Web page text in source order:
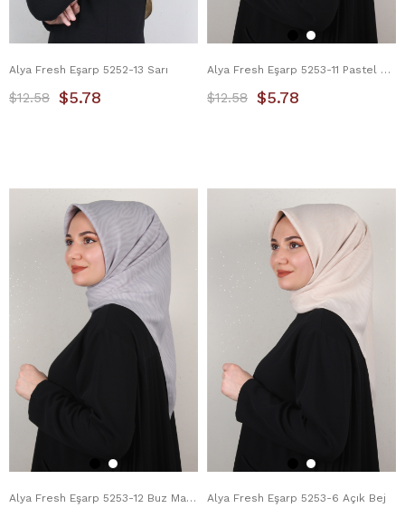
Alya Fresh Eşarp 5252-13 Sarı
$5.78
$12.58
Alya Fresh Eşarp 5253-11 Pastel Pembe
$5.78
$12.58
Alya Fresh Eşarp 5253-12 Buz Mavisi Alya Fresh Eşarp 5253-6 Açık Bej